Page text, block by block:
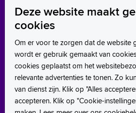
werken@asz.nl
Leer ons kennen
LinkedIn
Instagram
Facebook
Deze website maakt
cookies
Om er voor te zorgen dat de website
wordt er gebruik gemaakt van
cookies geplaatst om het
relevante advertenties te tonen. Zo
van dienst zijn. Klik op "Alles
accepteren. Klik op "Cookie-